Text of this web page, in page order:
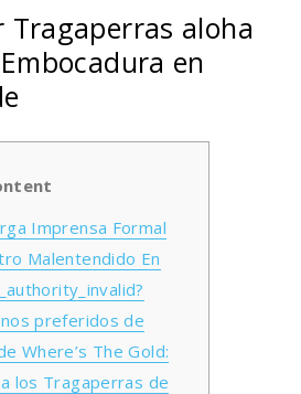
Tragaperras aloha
en
Imprensa Formal
Malentendido En
preferidos de
Where’s The Gold:
los Tragaperras de